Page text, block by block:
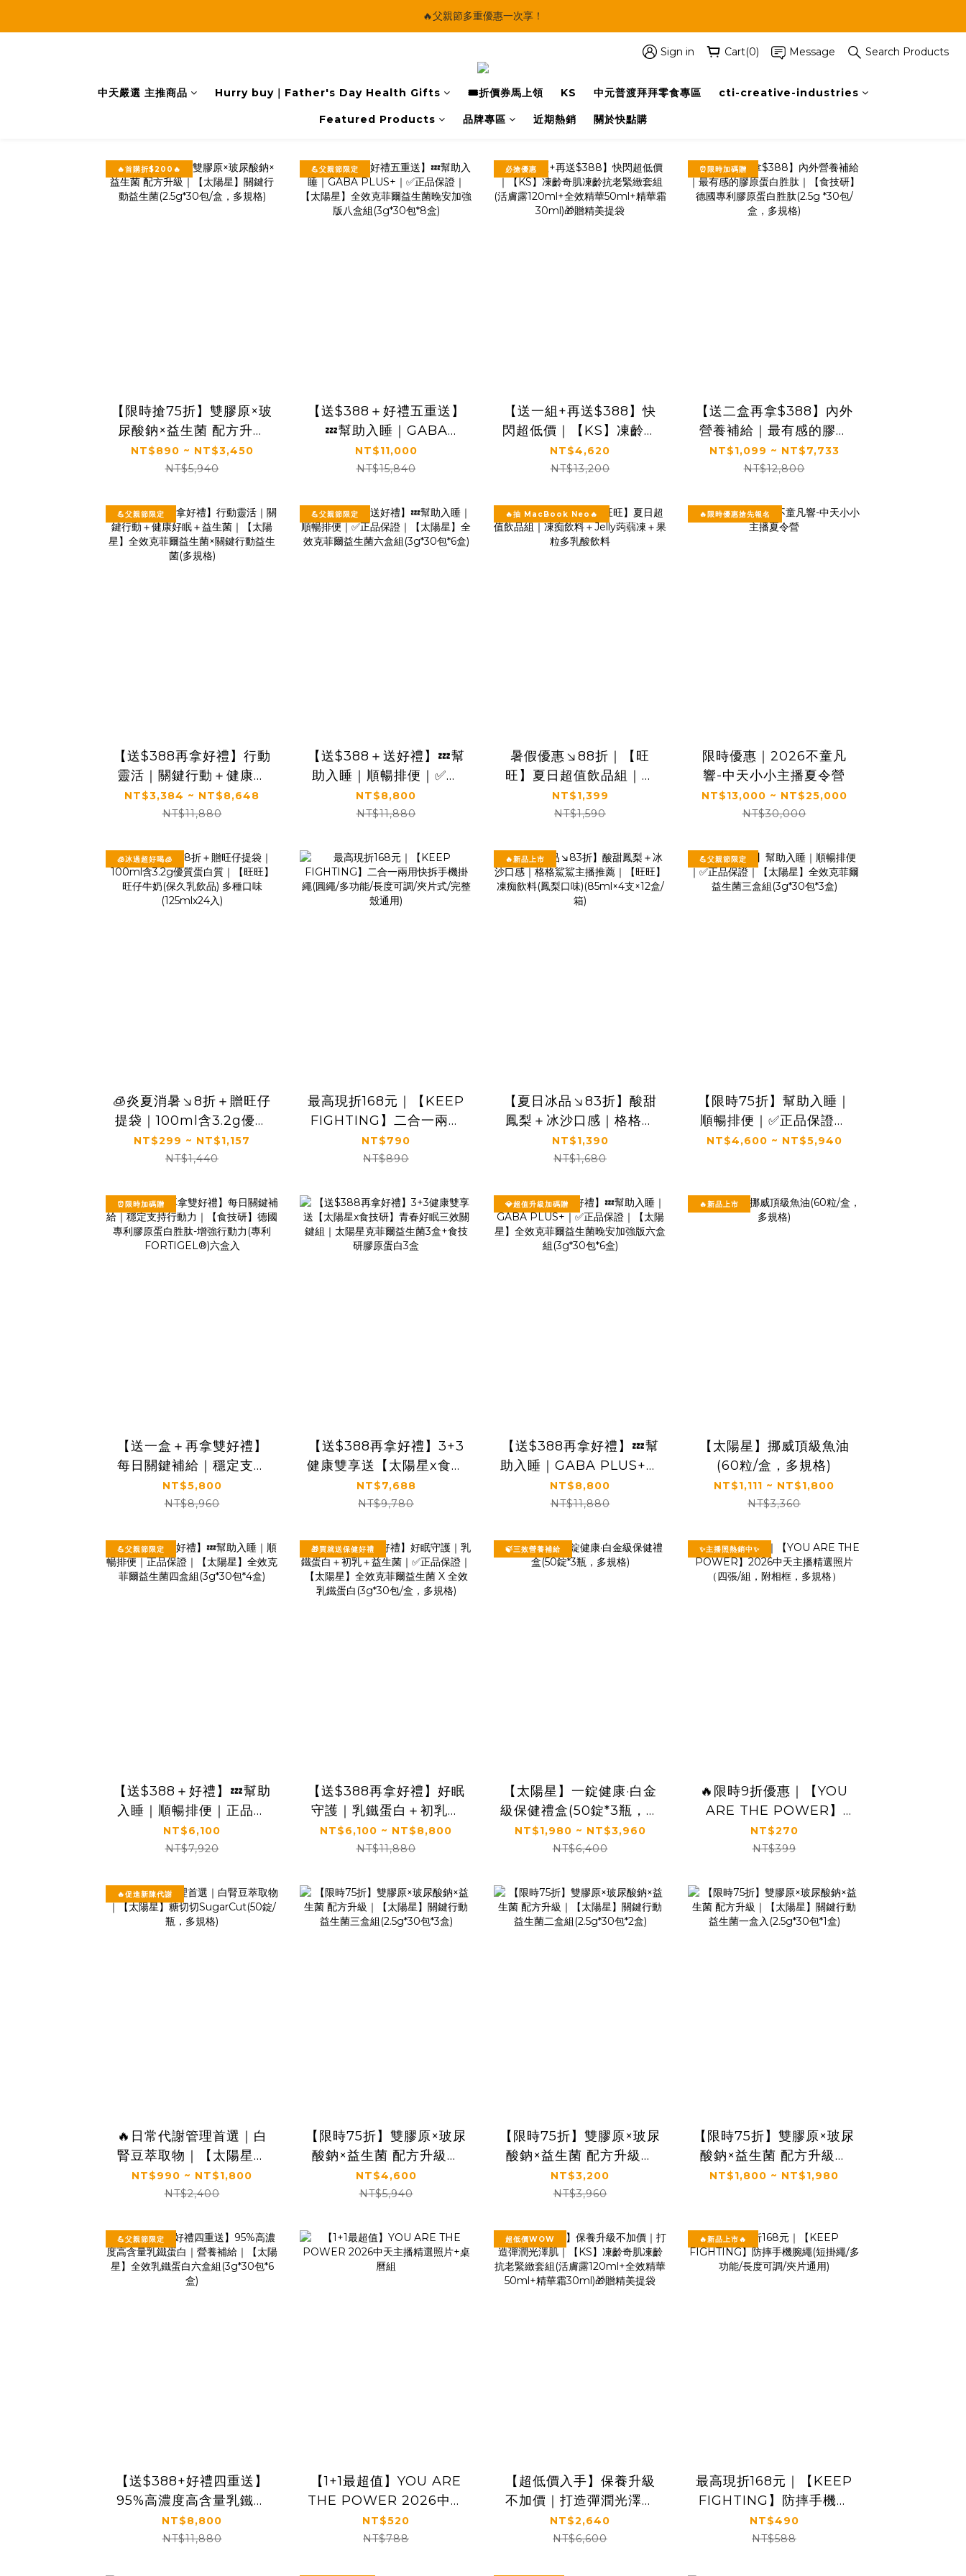
🔥父親節多重優惠一次享！
🔥父親節多重優惠一次享！
🔥父親節多重優惠一次享！
Sign in Cart(0) Message Search Products
中天嚴選 主推商品 Hurry buy｜Father's Day Health Gifts 🎟️折價券馬上領 KS 中元普渡拜拜零食專區 cti-creative-industries
Featured Products 品牌專區 近期熱銷 關於快點購
🔥首購折$200🔥
【限時搶75折】雙膠原×玻
尿酸鈉×益生菌 配方升級
｜【太陽星】關鍵行動益
生菌(2.5g*30包/盒，多規
NT$890 ~ NT$3,450
NT$5,940
💪父親節限定
【送$388＋好禮五重送】
💤幫助入睡｜GABA
PLUS+｜✅正品保證｜
【太陽星】全效克菲爾益
(3g*30包*8盒)
NT$11,000
NT$15,840
必搶優惠
【送一組+再送$388】快
閃超低價｜【KS】凍齡奇
肌凍齡抗老緊緻套組(活膚
露120ml+全效精華
精美提袋
NT$4,620
NT$13,200
⏰限時加碼贈
【送二盒再拿$388】內外
營養補給｜最有感的膠原
蛋白胜肽｜【食技研】德
國專利膠原蛋白胜肽(2.5g
NT$1,099 ~ NT$7,733
NT$12,800
💪父親節限定
【送$388再拿好禮】行動
靈活｜關鍵行動＋健康好
眠＋益生菌｜【太陽星】
全效克菲爾益生菌×關鍵行
NT$3,384 ~ NT$8,648
NT$11,880
💪父親節限定
【送$388＋送好禮】💤幫
助入睡｜順暢排便｜✅正
品保證｜【太陽星】全效
克菲爾益生菌六盒組
NT$8,800
NT$11,880
🔥抽 MacBook Neo🔥
暑假優惠↘88折｜【旺
旺】夏日超值飲品組｜凍
痴飲料＋Jelly蒟蒻凍＋果
粒多乳酸飲料
NT$1,399
NT$1,590
🔥限時優惠搶先報名
限時優惠｜2026不童凡
響-中天小小主播夏令營
NT$13,000 ~ NT$25,000
NT$30,000
🧊冰過超好喝🧊
🧊炎夏消暑↘8折＋贈旺仔
提袋｜100ml含3.2g優質
蛋白質｜【旺旺】旺仔牛
奶(保久乳飲品) 多種口味
NT$299 ~ NT$1,157
NT$1,440
最高現折168元｜【KEEP
FIGHTING】二合一兩用
快拆手機掛繩(圓繩/多功
能/長度可調/夾片式/完整
NT$790
NT$890
🔥新品上市
【夏日冰品↘83折】酸甜
鳳梨＋冰沙口感｜格格鯊
鯊主播推薦｜【旺旺】凍
痴飲料(鳳梨口味)
NT$1,390
NT$1,680
💪父親節限定
【限時75折】幫助入睡｜
順暢排便｜✅正品保證｜
【太陽星】全效克菲爾益
NT$4,600 ~ NT$5,940
⏰限時加碼贈
【送一盒＋再拿雙好禮】
每日關鍵補給｜穩定支持
行動力｜【食技研】德國
專利膠原蛋白胜肽-增強行
六盒入
NT$5,800
NT$8,960
【送$388再拿好禮】3+3
健康雙享送【太陽星x食技
研】青春好眠三效關鍵組
｜太陽星克菲爾益生菌3盒
NT$7,688
NT$9,780
💎超值升級加碼贈
【送$388再拿好禮】💤幫
助入睡｜GABA PLUS+｜
✅正品保證｜【太陽星】
全效克菲爾益生菌晚安加
盒)
NT$8,800
NT$11,880
🔥新品上市
【太陽星】挪威頂級魚油
(60粒/盒，多規格)
NT$1,111 ~ NT$1,800
NT$3,360
💪父親節限定
【送$388＋好禮】💤幫助
入睡｜順暢排便｜正品保
證｜【太陽星】全效克菲
爾益生菌四盒組(3g*30包
NT$6,100
NT$7,920
🎁買就送保健好禮
【送$388再拿好禮】好眠
守護｜乳鐵蛋白＋初乳＋
益生菌｜✅正品保證｜
【太陽星】全效克菲爾益
(3g*30包/盒，多規格)
NT$6,100 ~ NT$8,800
NT$11,880
🍃三效營養補給
【太陽星】一錠健康·白金
級保健禮盒(50錠*3瓶，多
規格)
NT$1,980 ~ NT$3,960
NT$6,400
✨主播照熱銷中✨
🔥限時9折優惠｜【YOU
ARE THE POWER】
2026中天主播精選照片
（四張/組，附相框，多規
NT$270
NT$399
🔥促進新陳代謝
🔥日常代謝管理首選｜白
腎豆萃取物｜【太陽星】
糖切切SugarCut(50錠/
瓶，多規格)
NT$990 ~ NT$1,800
NT$2,400
【限時75折】雙膠原×玻尿
酸鈉×益生菌 配方升級｜
【太陽星】關鍵行動益生
菌三盒組(2.5g*30包*3盒)
NT$4,600
NT$5,940
【限時75折】雙膠原×玻尿
酸鈉×益生菌 配方升級｜
【太陽星】關鍵行動益生
菌二盒組(2.5g*30包*2盒)
NT$3,200
NT$3,960
【限時75折】雙膠原×玻尿
酸鈉×益生菌 配方升級｜
【太陽星】關鍵行動益生
NT$1,800 ~ NT$1,980
💪父親節限定
【送$388+好禮四重送】
95%高濃度高含量乳鐵蛋
白｜營養補給｜【太陽
星】全效乳鐵蛋白六盒組
NT$8,800
NT$11,880
【1+1最超值】YOU ARE
THE POWER 2026中天
主播精選照片+桌曆組
NT$520
NT$788
超低價WOW
【超低價入手】保養升級
不加價｜打造彈潤光澤肌
｜【KS】凍齡奇肌凍齡抗
老緊緻套組(活膚露
NT$2,640
NT$6,600
🔥新品上市🔥
最高現折168元｜【KEEP
FIGHTING】防摔手機腕
繩(短掛繩/多功能/長度可
調/夾片通用)
NT$490
NT$588